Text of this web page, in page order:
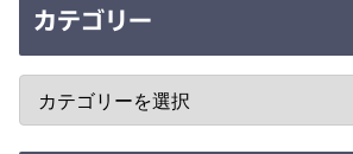
カテゴリー